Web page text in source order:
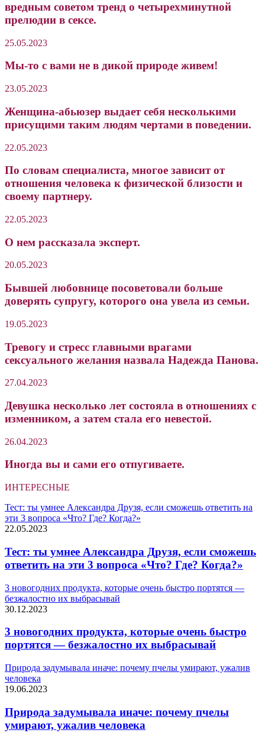
вредным советом тренд о четырехминутной
прелюдии в сексе.
25.05.2023
Мы-то с вами не в дикой природе живем!
23.05.2023
Женщина-абьюзер выдает себя несколькими
присущими таким людям чертами в поведении.
22.05.2023
По словам специалиста, многое зависит от
отношения человека к физической близости и
своему партнеру.
22.05.2023
О нем рассказала эксперт.
20.05.2023
Бывшей любовнице посоветовали больше
доверять супругу, которого она увела из семьи.
19.05.2023
Тревогу и стресс главными врагами
сексуального желания назвала Надежда Панова.
27.04.2023
Девушка несколько лет состояла в отношениях с
изменником, а затем стала его невестой.
26.04.2023
Иногда вы и сами его отпугиваете.
ИНТЕРЕСНЫЕ
Тест: ты умнее Александра Друзя, если сможешь ответить на
эти 3 вопроса «Что? Где? Когда?»
22.05.2023
Тест: ты умнее Александра Друзя, если сможешь
ответить на эти 3 вопроса «Что? Где? Когда?»
3 новогодних продукта, которые очень быстро портятся —
безжалостно их выбрасывай
30.12.2023
3 новогодних продукта, которые очень быстро
портятся — безжалостно их выбрасывай
Природа задумывала иначе: почему пчелы умирают, ужалив
человека
19.06.2023
Природа задумывала иначе: почему пчелы
умирают, ужалив человека